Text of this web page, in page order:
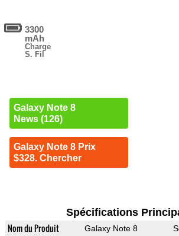
3300
mAh
Charge
S. Fil
Galaxy Note 8
News (126)
Galaxy Note 8 Prix
$328. Chercher
Spécifications
Nom du Produit Galaxy Note 8